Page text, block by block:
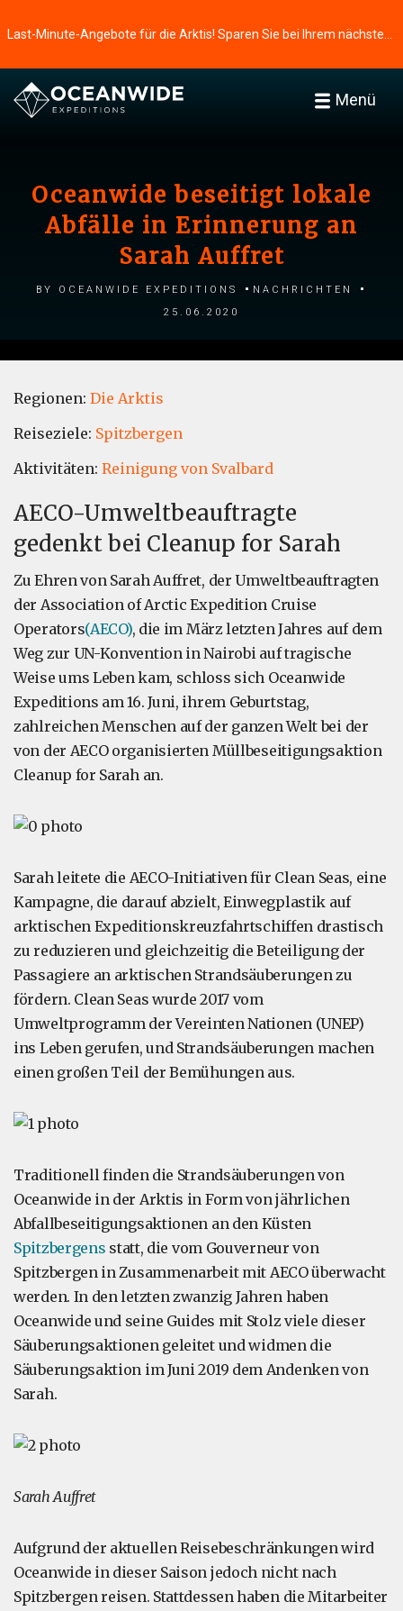
Menü
Oceanwide beseitigt lokale
Abfälle in Erinnerung an
Sarah Auffret
by Oceanwide Expeditions
Nachrichten
25.06.2020
Regionen: Die Arktis
Reiseziele: Spitzbergen
Aktivitäten: Reinigung von Svalbard
AECO-Umweltbeauftragte
gedenkt bei Cleanup for Sarah
Zu Ehren von Sarah Auffret, der Umweltbeauftragten
der Association of Arctic Expedition Cruise
Operators(AECO), die im März letzten Jahres auf dem
Weg zur UN-Konvention in Nairobi auf tragische
Weise ums Leben kam, schloss sich Oceanwide
Expeditions am 16. Juni, ihrem Geburtstag,
zahlreichen Menschen auf der ganzen Welt bei der
von der AECO organisierten Müllbeseitigungsaktion
Cleanup for Sarah an.
Sarah leitete die AECO-Initiativen für Clean Seas, eine
Kampagne, die darauf abzielt, Einwegplastik auf
arktischen Expeditionskreuzfahrtschiffen drastisch
zu reduzieren und gleichzeitig die Beteiligung der
Passagiere an arktischen Strandsäuberungen zu
fördern. Clean Seas wurde 2017 vom
Umweltprogramm der Vereinten Nationen (UNEP)
ins Leben gerufen, und Strandsäuberungen machen
einen großen Teil der Bemühungen aus.
Traditionell finden die Strandsäuberungen von
Oceanwide in der Arktis in Form von jährlichen
Abfallbeseitigungsaktionen an den Küsten
Spitzbergens statt, die vom Gouverneur von
Spitzbergen in Zusammenarbeit mit AECO überwacht
werden. In den letzten zwanzig Jahren haben
Oceanwide und seine Guides mit Stolz viele dieser
Säuberungsaktionen geleitet und widmen die
Säuberungsaktion im Juni 2019 dem Andenken von
Sarah.
Sarah Auffret
Aufgrund der aktuellen Reisebeschränkungen wird
Oceanwide in dieser Saison jedoch nicht nach
Spitzbergen reisen. Stattdessen haben die Mitarbeiter